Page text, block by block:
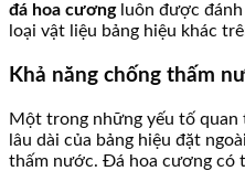
đá hoa cươngluôn được
loại vật liệu bảng hiệu khác
Khả năng chống thấm
Một trong những yếu tố quan
lâu dài của bảng hiệu đặt
thấm nước. Đá hoa cương có